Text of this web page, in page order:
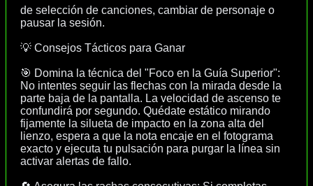
de selección de canciones, cambiar de personaje o
pausar la sesión.
💡 Consejos Tácticos para Ganar
🎯 Domina la técnica del "Foco en la Guía Superior":
No intentes seguir las flechas con la mirada desde la
parte baja de la pantalla. La velocidad de ascenso te
confundirá por segundo. Quédate estático mirando
fijamente la silueta de impacto en la zona alta del
lienzo, espera a que la nota encaje en el fotograma
exacto y ejecuta tu pulsación para purgar la línea sin
activar alertas de fallo.